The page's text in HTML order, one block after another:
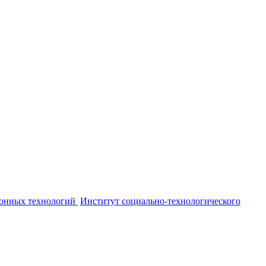
технологий Институт социально-технологического